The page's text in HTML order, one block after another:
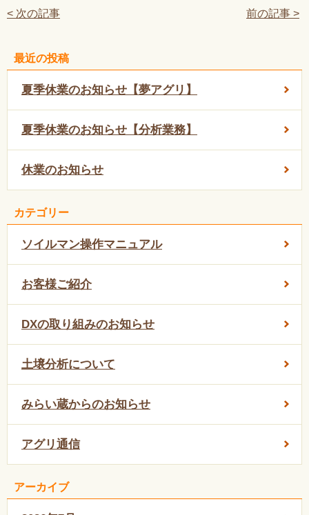
< 次の記事 前の記事 >
最近の投稿
夏季休業のお知らせ【夢アグリ】
夏季休業のお知らせ【分析業務】
休業のお知らせ
カテゴリー
ソイルマン操作マニュアル
お客様ご紹介
DXの取り組みのお知らせ
土壌分析について
みらい蔵からのお知らせ
アグリ通信
アーカイブ